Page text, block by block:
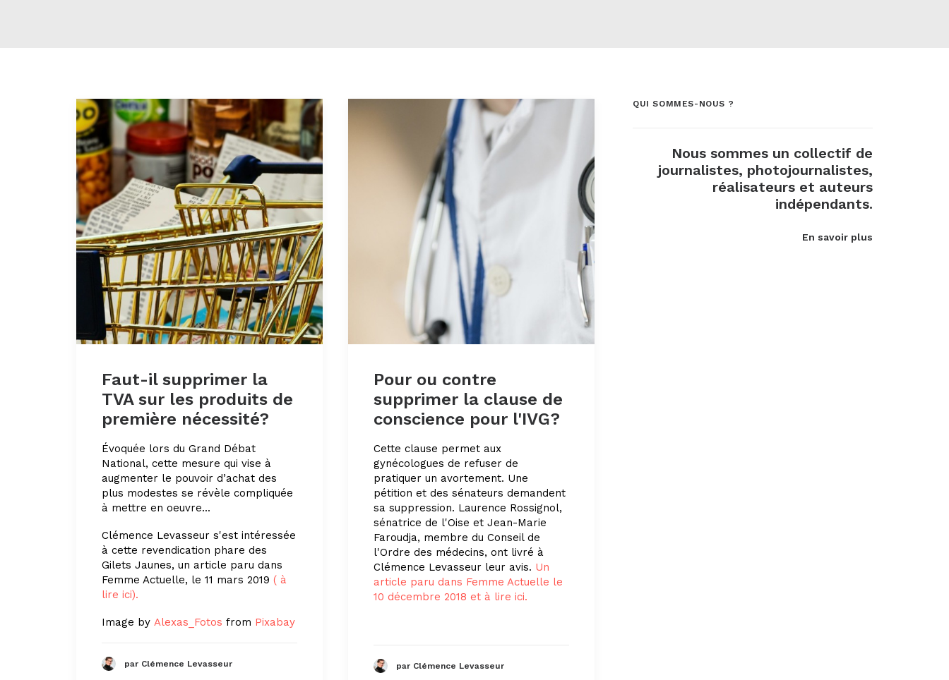
Faut-il supprimer la
TVA sur les produits de
première nécessité?
Évoquée lors du Grand Débat
National, cette mesure qui vise à
augmenter le pouvoir d’achat des
plus modestes se révèle compliquée
à mettre en oeuvre...
Clémence Levasseur s'est intéressée
à cette revendication phare des
Gilets Jaunes, un article paru dans
Femme Actuelle, le 11 mars 2019 ( à
lire ici).
Image by Alexas_Fotos from Pixabay
par Clémence Levasseur
Pour ou contre
supprimer la clause de
conscience pour l'IVG?
Cette clause permet aux
gynécologues de refuser de
pratiquer un avortement. Une
pétition et des sénateurs demandent
sa suppression. Laurence Rossignol,
sénatrice de l'Oise et Jean-Marie
Faroudja, membre du Conseil de
l'Ordre des médecins, ont livré à
Clémence Levasseur leur avis. Un
article paru dans Femme Actuelle le
10 décembre 2018 et à lire ici.
par Clémence Levasseur
QUI SOMMES-NOUS ?
Nous sommes un collectif de
journalistes, photojournalistes,
réalisateurs et auteurs
indépendants.
En savoir plus